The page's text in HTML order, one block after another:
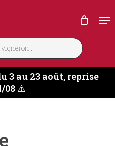
3 au 23 août, reprise
08⚠️